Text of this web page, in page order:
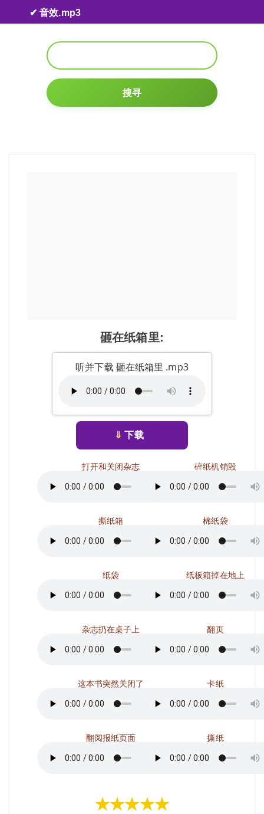
Skip to content
✔ 音效.mp3
搜寻
砸在纸箱里:
听并下载 砸在纸箱里 .mp3
⇓ 下载
打开和关闭杂志
撕纸箱
纸袋
杂志扔在桌子上
这本书突然关闭了
翻阅报纸页面
碎纸机销毁
棉纸袋
纸板箱掉在地上
翻页
卡纸
撕纸
★★★★★